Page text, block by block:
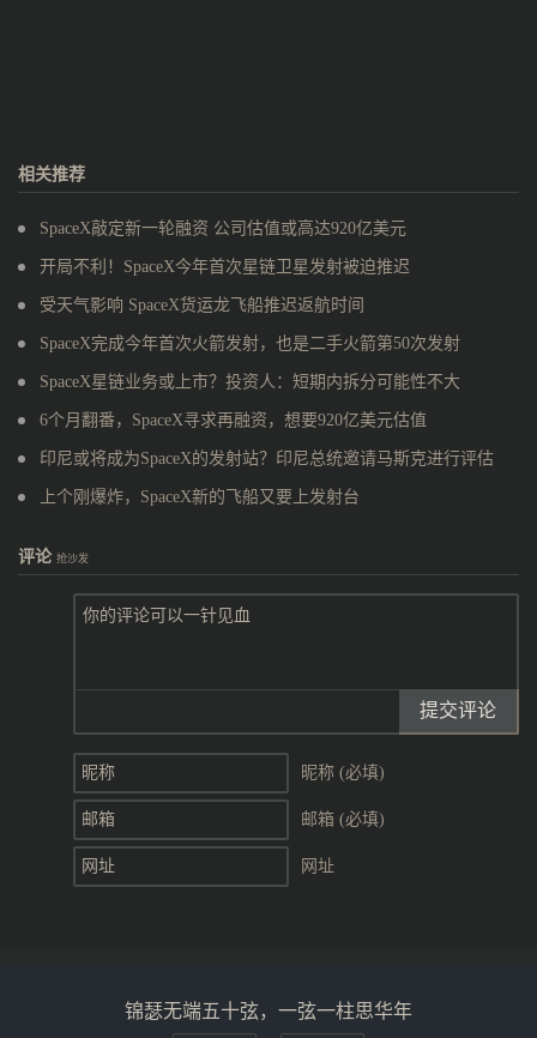
相关推荐
SpaceX敲定新一轮融资 公司估值或高达920亿美元
开局不利！SpaceX今年首次星链卫星发射被迫推迟
受天气影响 SpaceX货运龙飞船推迟返航时间
SpaceX完成今年首次火箭发射，也是二手火箭第50次发射
SpaceX星链业务或上市？投资人：短期内拆分可能性不大
6个月翻番，SpaceX寻求再融资，想要920亿美元估值
印尼或将成为SpaceX的发射站？印尼总统邀请马斯克进行评估
上个刚爆炸，SpaceX新的飞船又要上发射台
评论 抢沙发
提交评论
昵称 (必填)
邮箱 (必填)
网址
锦瑟无端五十弦，一弦一柱思华年